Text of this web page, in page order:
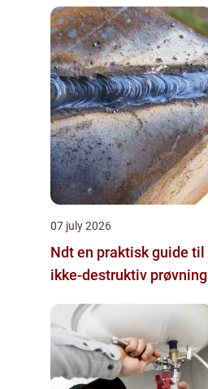
07 july 2026
Ndt en praktisk guide til
ikke-destruktiv prøvning